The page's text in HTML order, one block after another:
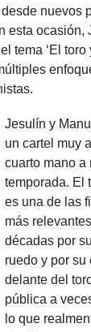
nuevos
esta ocasión,
tema ‘El toro
Jesulín y
un cartel muy
cuarto mano a
temporada. El
es una de las
más
décadas por
ruedo y por su
delante del
pública a
lo que